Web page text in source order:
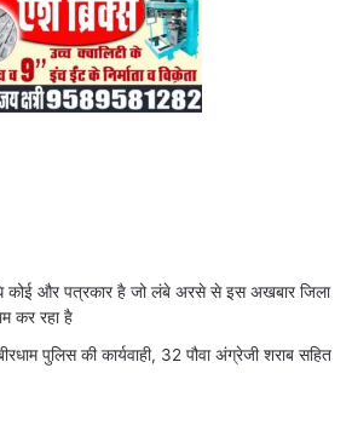
कोई और पत्रकार है जो लंबे अरसे से इस अखबार जिला
कर रहा है
पुलिस की कार्यवाही, 32 पौवा अंग्रेजी शराब सहित